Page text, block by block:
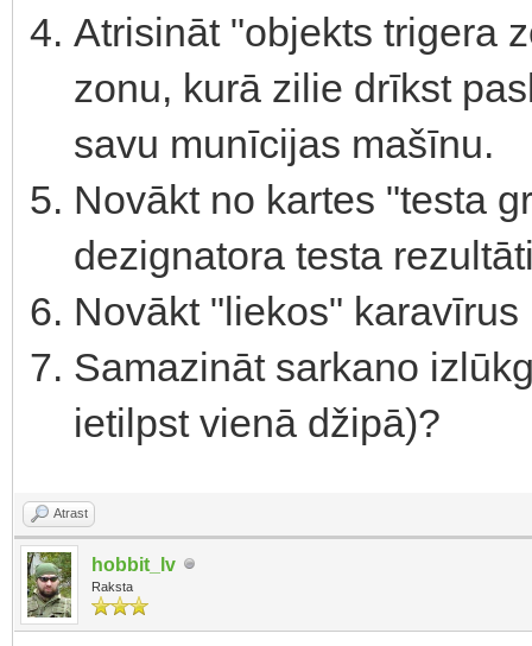
Atrisināt "objekts trigera
zonu, kurā zilie drīkst
savu munīcijas mašīnu.
Novākt no kartes "testa
dezignatora testa
Novākt "liekos"
Samazināt sarkano
ietilpst vienā džipā)?
Atrast
hobbit_lv
Raksta